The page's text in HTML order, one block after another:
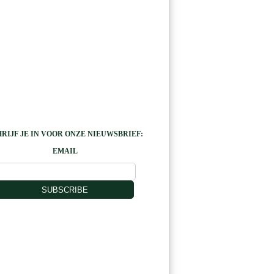
JE IN VOOR ONZE NIEUWSBRIEF:
EMAIL
SUBSCRIBE